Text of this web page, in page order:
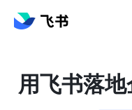
用飞书落